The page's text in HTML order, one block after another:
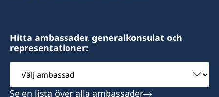
Hitta ambassader, generalkonsulat och
representationer:
Välj
ambassad
Se en lista över alla ambassader